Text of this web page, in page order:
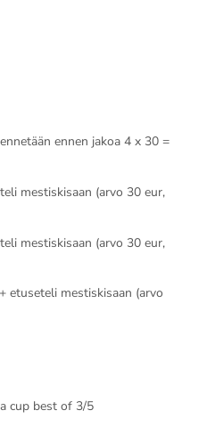
ennen jakoa 4 x 30 =
mestiskisaan (arvo 30 eur,
mestiskisaan (arvo 30 eur,
etuseteli mestiskisaan (arvo
cup best of 3/5